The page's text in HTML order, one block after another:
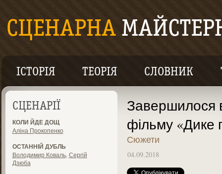
ІСТОРІЯ ТЕОРІЯ СЛОВНИК
СЦЕНАРІЇ
КОЛИ ЙДЕ ДОЩ
Аліна Прокопенко
ОСТАННІЙ ДУБЛЬ
Володимир Коваль, Сергій
Дзюба
Завершилося
фільму «Дике
Сюжети
04.09.2018